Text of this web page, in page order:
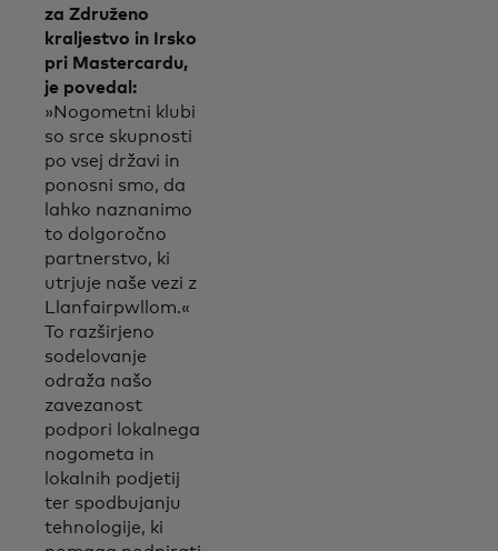
za Združeno
kraljestvo in Irsko
pri Mastercardu,
je povedal:
»Nogometni klubi
so srce skupnosti
po vsej državi in
ponosni smo, da
lahko naznanimo
to dolgoročno
partnerstvo, ki
utrjuje naše vezi z
Llanfairpwllom.«
To razširjeno
sodelovanje
odraža našo
zavezanost
podpori lokalnega
nogometa in
lokalnih podjetij
ter spodbujanju
tehnologije, ki